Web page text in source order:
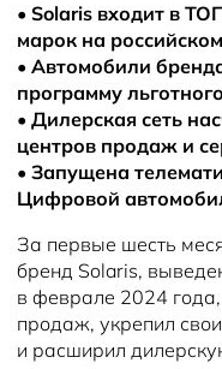
• Solaris входит в
марок на
• Автомобили
программу
• Дилерская сеть
центров продаж и
• Запущена
Цифровой
За первые шесть
бренд Solaris,
в феврале 2024
продаж, укрепил
и расширил